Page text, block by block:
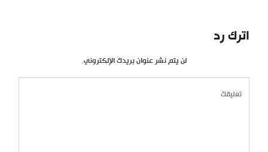
اترك رد
لن يتم نشر عنوان بريدك الإلكتروني.